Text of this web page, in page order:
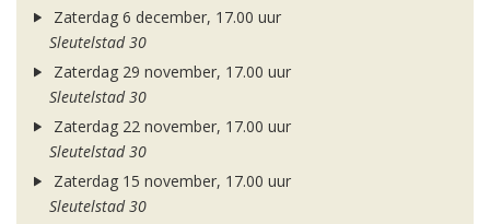
Zaterdag 6 december, 17.00 uur
Sleutelstad 30
Zaterdag 29 november, 17.00 uur
Sleutelstad 30
Zaterdag 22 november, 17.00 uur
Sleutelstad 30
Zaterdag 15 november, 17.00 uur
Sleutelstad 30